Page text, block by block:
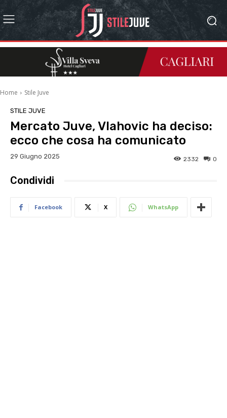
Home Stile Juve
STILE JUVE
Mercato Juve, Vlahovic ha deciso:
ecco che cosa ha comunicato
29 Giugno 2025 0
2332
Condividi
Facebook X WhatsApp